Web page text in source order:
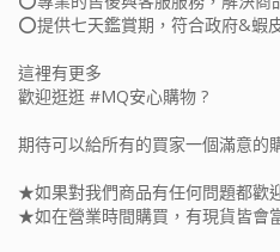
⭕️提供七天鑑賞期，符合政府&蝦
這裡有更多
歡迎逛逛 #MQ安心購物 ?
期待可以給所有的買家一個滿意的
★如果對我們商品有任何問題都歡
★如在營業時間購買，有現貨皆會